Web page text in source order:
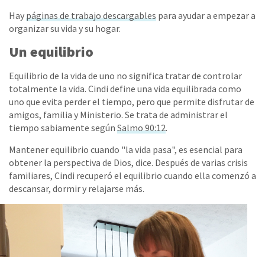
Hay páginas de trabajo descargables para ayudar a empezar a
organizar su vida y su hogar.
Un equilibrio
Equilibrio de la vida de uno no significa tratar de controlar
totalmente la vida. Cindi define una vida equilibrada como
uno que evita perder el tiempo, pero que permite disfrutar de
amigos, familia y Ministerio. Se trata de administrar el
tiempo sabiamente según Salmo 90:12.
Mantener equilibrio cuando "la vida pasa", es esencial para
obtener la perspectiva de Dios, dice. Después de varias crisis
familiares, Cindi recuperó el equilibrio cuando ella comenzó a
descansar, dormir y relajarse más.